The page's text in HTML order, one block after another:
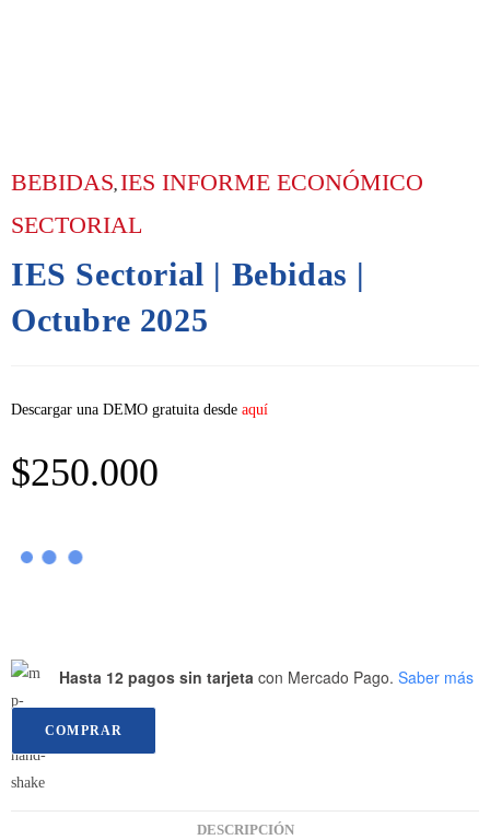
BEBIDAS, IES INFORME ECONÓMICO
SECTORIAL
IES Sectorial | Bebidas |
Octubre 2025
Descargar una DEMO gratuita desde aquí
$250.000
Hasta 12 pagos sin tarjeta con Mercado Pago. Saber más
COMPRAR
DESCRIPCIÓN